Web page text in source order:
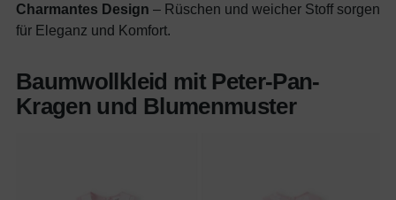
Charmantes Design – Rüschen und weicher Stoff sorgen
für Eleganz und Komfort.
Baumwollkleid mit Peter-Pan-
Kragen und Blumenmuster